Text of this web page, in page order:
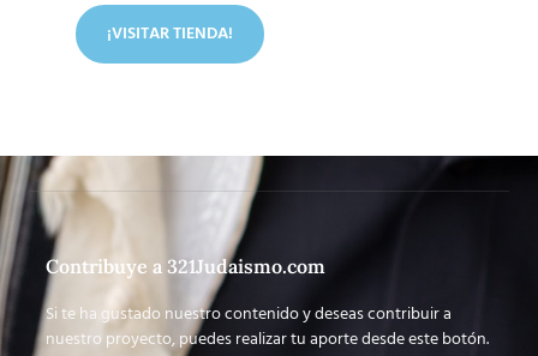
¡VISITAR TIENDA!
Contribuye a 321Judaismo.com
Si te ha gustado nuestro contenido y deseas contribuir a
nuestro proyecto, puedes realizar tu aporte desde este botón.